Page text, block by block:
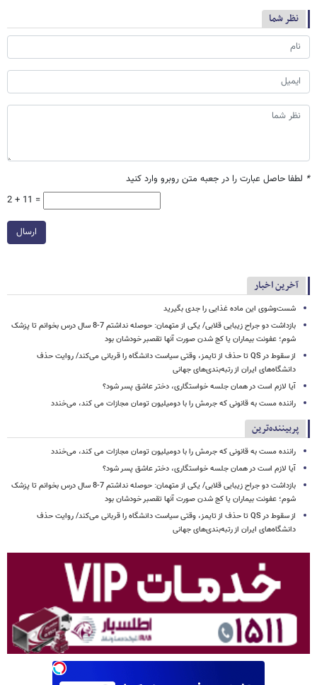
نظر شما
* لطفا حاصل عبارت را در جعبه متن روبرو وارد کنید
2 + 11 =
ارسال
آخرین اخبار
شست‌وشوی این ماده غذایی را جدی بگیرید
بازداشت دو جراح زیبایی قلابی/ یکی از متهمان: حوصله نداشتم 7-8 سال درس بخوانم تا پزشک
شوم؛ عفونت بیماران یا کج شدن صورت آنها تقصبر خودشان بود
از سقوط در QS تا حذف از تایمز، وقتی سیاست دانشگاه را قربانی می‌کند/ روایت حذف
دانشگاه‌های ایران از رتبه‌بندی‌های جهانی
آیا لازم است در همان جلسه خواستگاری، دختر عاشق پسر شود؟
راننده مست به قانونی که جرمش را با دومیلیون تومان مجازات می کند، می‌خندد
پربیننده‌ترین
راننده مست به قانونی که جرمش را با دومیلیون تومان مجازات می کند، می‌خندد
آیا لازم است در همان جلسه خواستگاری، دختر عاشق پسر شود؟
بازداشت دو جراح زیبایی قلابی/ یکی از متهمان: حوصله نداشتم 7-8 سال درس بخوانم تا پزشک
شوم؛ عفونت بیماران یا کج شدن صورت آنها تقصبر خودشان بود
از سقوط در QS تا حذف از تایمز، وقتی سیاست دانشگاه را قربانی می‌کند/ روایت حذف
دانشگاه‌های ایران از رتبه‌بندی‌های جهانی